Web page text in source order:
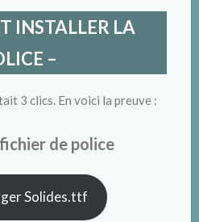
INSTALLER LA
–
3 clics. En voici la preuve :
de police
Solides.ttf